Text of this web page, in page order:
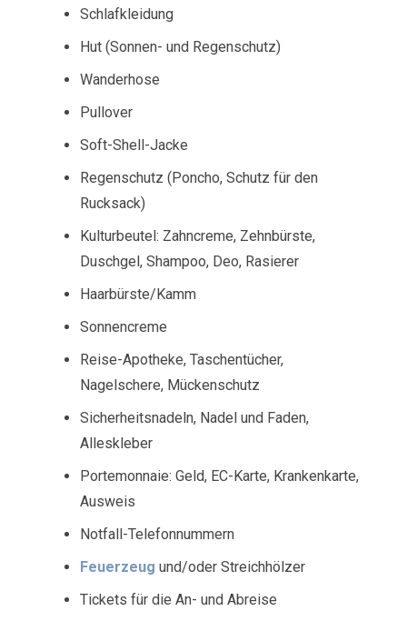
Schlafkleidung
Hut (Sonnen- und Regenschutz)
Wanderhose
Pullover
Soft-Shell-Jacke
Regenschutz (Poncho, Schutz für den
Rucksack)
Kulturbeutel: Zahncreme, Zehnbürste,
Duschgel, Shampoo, Deo, Rasierer
Haarbürste/Kamm
Sonnencreme
Reise-Apotheke, Taschentücher,
Nagelschere, Mückenschutz
Sicherheitsnadeln, Nadel und Faden,
Alleskleber
Portemonnaie: Geld, EC-Karte, Krankenkarte,
Ausweis
Notfall-Telefonnummern
Feuerzeug und/oder Streichhölzer
Tickets für die An- und Abreise